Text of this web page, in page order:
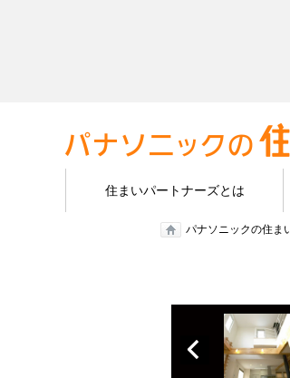
住まいパートナーズとは
パナソニックの住ま